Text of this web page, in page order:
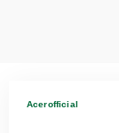
Acerofficial